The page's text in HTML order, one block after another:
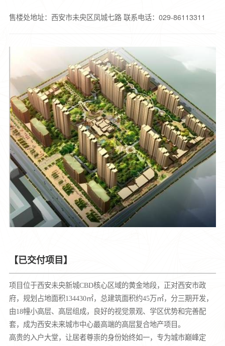
售楼处地址：西安市未央区凤城七路 联系电话：029-86113311
【已交付项目】
项目位于西安未央新城CBD核心区域的黄金地段，正对西安市政
府，规划占地面积134430㎡，总建筑面积约45万㎡，分三期开发，
由18幢小高层、高层组成，良好的视觉景观、学区优势和完善配
套，成为西安未来城市中心最高端的高层复合地产项目。
高贵的入户大堂，让居者尊崇的身份始终如一，专为城市巅峰定